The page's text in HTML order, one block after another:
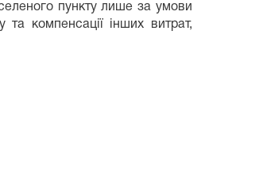
пункту лише за умови
компенсації інших витрат,